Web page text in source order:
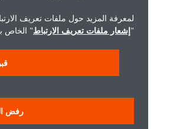
لمعرفة المزيد حول ملفات تعريف الارتباط
إشعار ملفات تعريف الارتباط" الخاص بنا.
قبول
رفض الكل